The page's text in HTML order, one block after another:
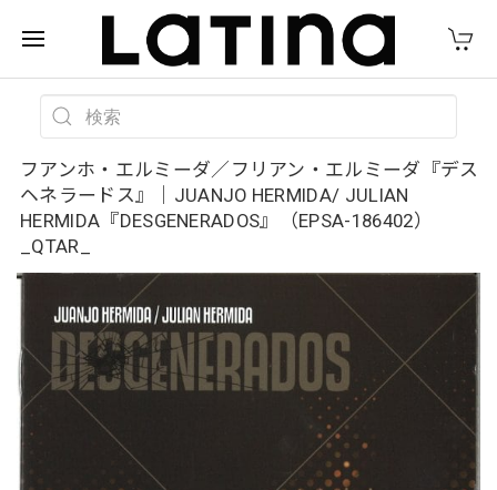
フアンホ・エルミーダ／フリアン・エルミーダ『デス
ヘネラードス』｜JUANJO HERMIDA/ JULIAN
HERMIDA『DESGENERADOS』（EPSA-186402）
_QTAR_